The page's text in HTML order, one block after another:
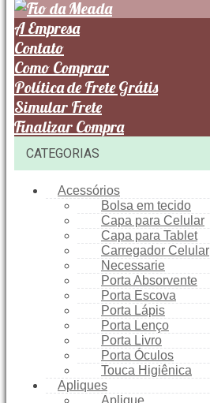
A Empresa
Contato
Como Comprar
Política de Frete Grátis
Simular Frete
Finalizar Compra
CATEGORIAS
Acessórios
Bolsa em tecido
Capa para Celular
Capa para Tablet
Carregador Celular
Necessarie
Porta Absorvente
Porta Escova
Porta Lápis
Porta Lenço
Porta Livro
Porta Óculos
Touca Higiênica
Apliques